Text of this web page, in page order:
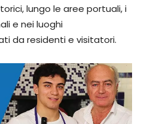
lungo le aree portuali, i
e nei luoghi
da residenti e visitatori.